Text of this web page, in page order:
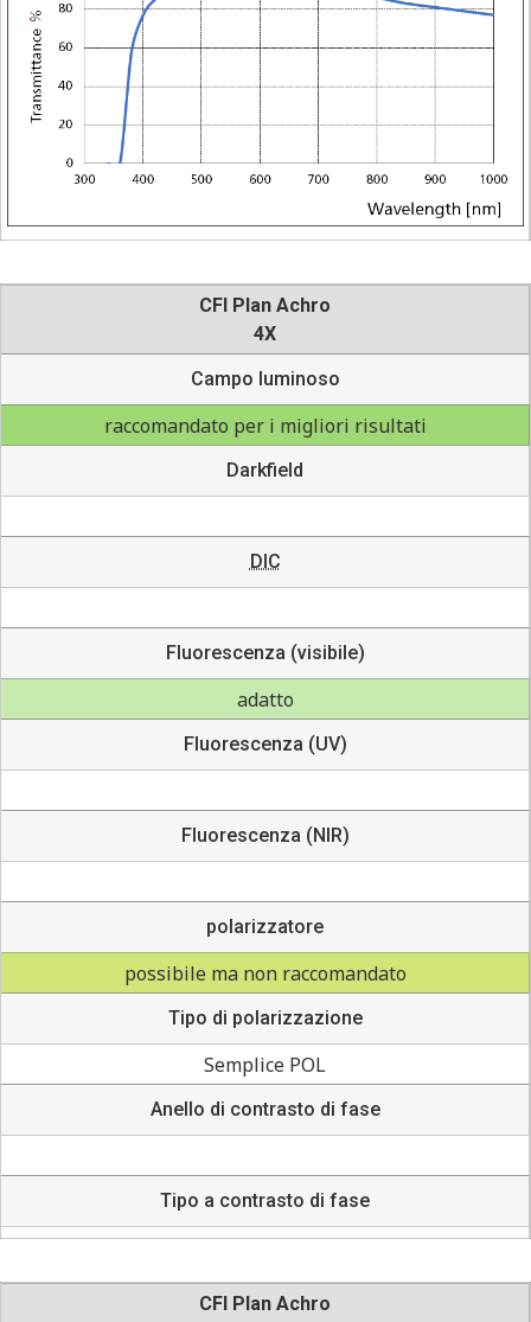
CFI Plan Achro
4X
Campo luminoso
raccomandato per i migliori risultati
Darkfield
DIC
Fluorescenza (visibile)
adatto
Fluorescenza (UV)
Fluorescenza (NIR)
polarizzatore
possibile ma non raccomandato
Tipo di polarizzazione
Semplice POL
Anello di contrasto di fase
Tipo a contrasto di fase
CFI Plan Achro